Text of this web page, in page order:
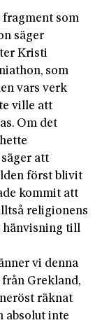
fragment som
säger
Kristi
som
vars verk
ville att
Om det
att
först blivit
kommit att
religionens
hänvisning till
vi denna
Grekland,
räknat
absolut inte